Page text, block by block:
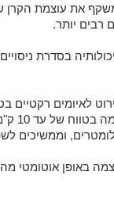
את עוצמת הקרן
רבים יותר.
בסדרת
וממשיכים
באופן אוטומטי